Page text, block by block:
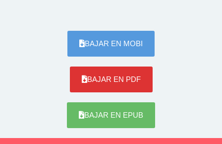
BAJAR EN MOBI
BAJAR EN PDF
BAJAR EN EPUB